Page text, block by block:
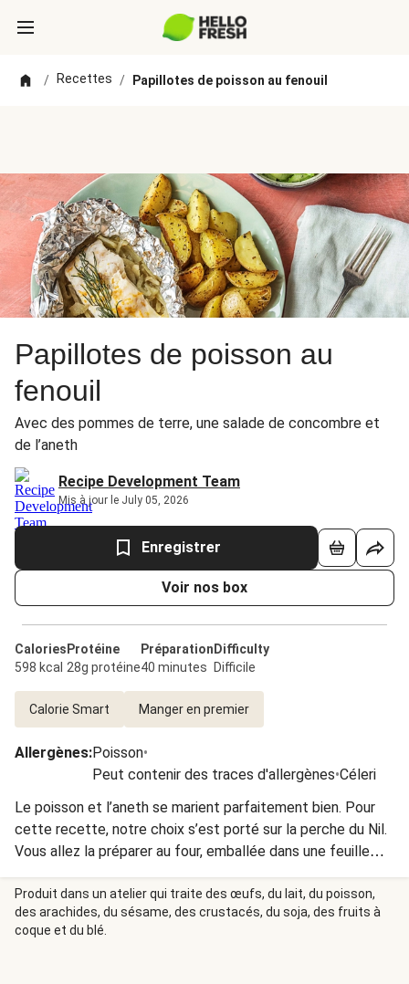
/ Recettes / Papillotes de poisson au fenouil
Papillotes de poisson au
fenouil
Avec des pommes de terre, une salade de concombre et
de l’aneth
Recipe Development Team
Mis à jour le July 05, 2026
Enregistrer
Voir nos box
Calories
598 kcal
Protéine
28g protéine
Préparation
40 minutes
Difficulty
Difficile
Calorie Smart Manger en premier
Allergènes:Poisson•
Peut contenir des traces d'allergènes•Céleri
Le poisson et l’aneth se marient parfaitement bien. Pour
cette recette, notre choix s’est porté sur la perche du Nil.
Vous allez la préparer au four, emballée dans une feuille
d’aluminium qui empêchera la chaleur de s’échapper. Le
poisson cuira ainsi grâce à la vapeur conservée dans la
papillote.
Produit dans un atelier qui traite des œufs, du lait, du poisson,
des arachides, du sésame, des crustacés, du soja, des fruits à
coque et du blé.